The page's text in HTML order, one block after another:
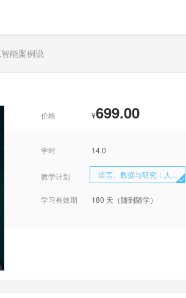
能案例说
价格 ¥699.00
学时 14.0
教学计划 语言、数据与研究：人...
学习有效期 180 天（随到随学）